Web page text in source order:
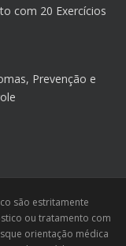
com 20 Exercícios
Prevenção e
são estritamente
ou tratamento com
orientação médica